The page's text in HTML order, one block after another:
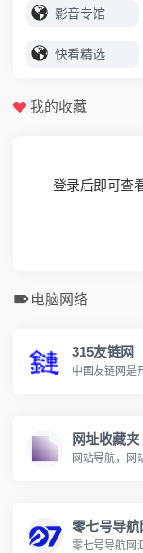
影音专馆
快看精选
我的收藏
登录后即可查
电脑网络
315友链网
网址收藏夹
零七号导航